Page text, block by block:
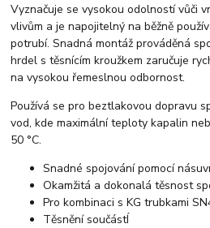
Vyznačuje se vysokou odolností vůči
vlivům a je napojitelný na běžně
potrubí. Snadná montáž prováděná
hrdel s těsnícím kroužkem zaručuje
na vysokou řemeslnou odbornost.
Používá se pro beztlakovou dopravu
vod, kde maximální teploty kapalin
50 °C.
Snadné spojování pomocí
Okamžitá a dokonalá těsnost
Pro kombinaci s KG trubkami
Těsnění součástÍ